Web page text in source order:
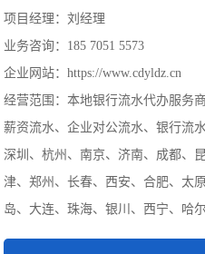
项目经理：刘经理
业务咨询：185 7051 5573
企业网站：https://www.cdyldz.cn
经营范围：本地银行流水代办服务
薪资流水、企业对公流水、银行流
深圳、杭州、南京、济南、成都、
津、郑州、长春、西安、合肥、太
岛、大连、珠海、银川、西宁、哈